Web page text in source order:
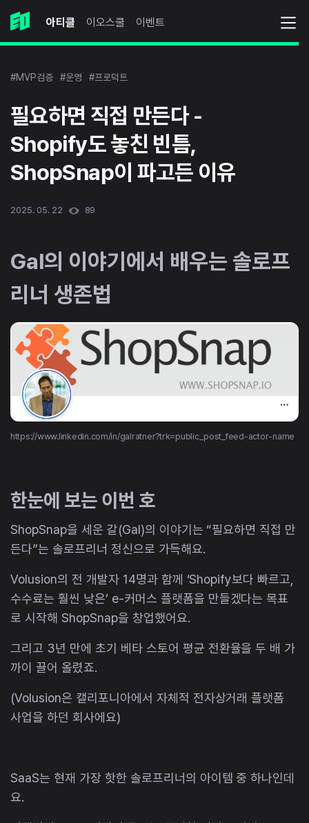
아티클 이오스쿨 이벤트
#MVP검증 #운영 #프로덕트
필요하면 직접 만든다 -
Shopify도 놓친 빈틈,
ShopSnap이 파고든 이유
2025. 05. 22 89
Gal의 이야기에서 배우는 솔로프
리너 생존법
https://www.linkedin.com/in/galratner?trk=public_post_feed-actor-name
한눈에 보는 이번 호
ShopSnap을 세운 갈(Gal)의 이야기는 “필요하면 직접 만
든다”는 솔로프리너 정신으로 가득해요.
Volusion의 전 개발자 14명과 함께 ‘Shopify보다 빠르고,
수수료는 훨씬 낮은’ e-커머스 플랫폼을 만들겠다는 목표
로 시작해 ShopSnap을 창업했어요.
그리고 3년 만에 초기 베타 스토어 평균 전환율을 두 배 가
까이 끌어 올렸죠.
(Volusion은 캘리포니아에서 자체적 전자상거래 플랫폼
사업을 하던 회사에요)
SaaS는 현재 가장 핫한 솔로프리너의 아이템 중 하나인데
요.